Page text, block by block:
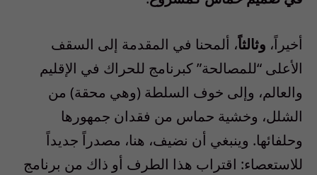
أخيراً، وثالثاً، ألمحنا في المقدمة إلى السقف
الأعلى “للمصالحة” كبرنامج للحراك في الإقليم
والعالم، وإلى خوف السلطة (وهي محقة) من
الشلل، وخشية حماس من فقدان جمهورها
وحلفائها. وينبغي أن نضيف، هنا، مصدراً جديداً
للاستعصاء: اقتراب هذا الطرف أو ذاك من برنامج